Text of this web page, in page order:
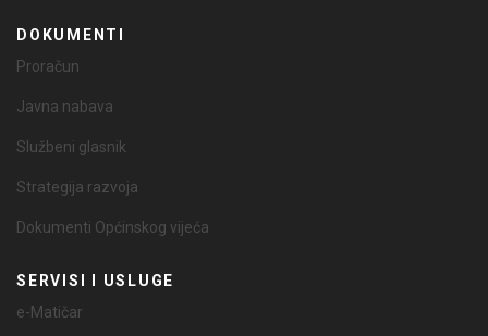
DOKUMENTI
Proračun
Javna nabava
Službeni glasnik
Strategija razvoja
Dokumenti Općinskog vijeća
SERVISI I USLUGE
e-Matičar